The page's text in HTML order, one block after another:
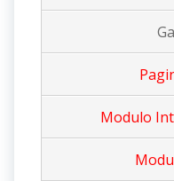
Modulo